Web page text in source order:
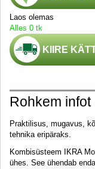
Laos olemas
Alles 0 tk
KIIRE
Rohkem infot
Praktilisus, mugavus,
tehnika eripäraks.
Kombisüsteem IKRA
ühes. See ühendab